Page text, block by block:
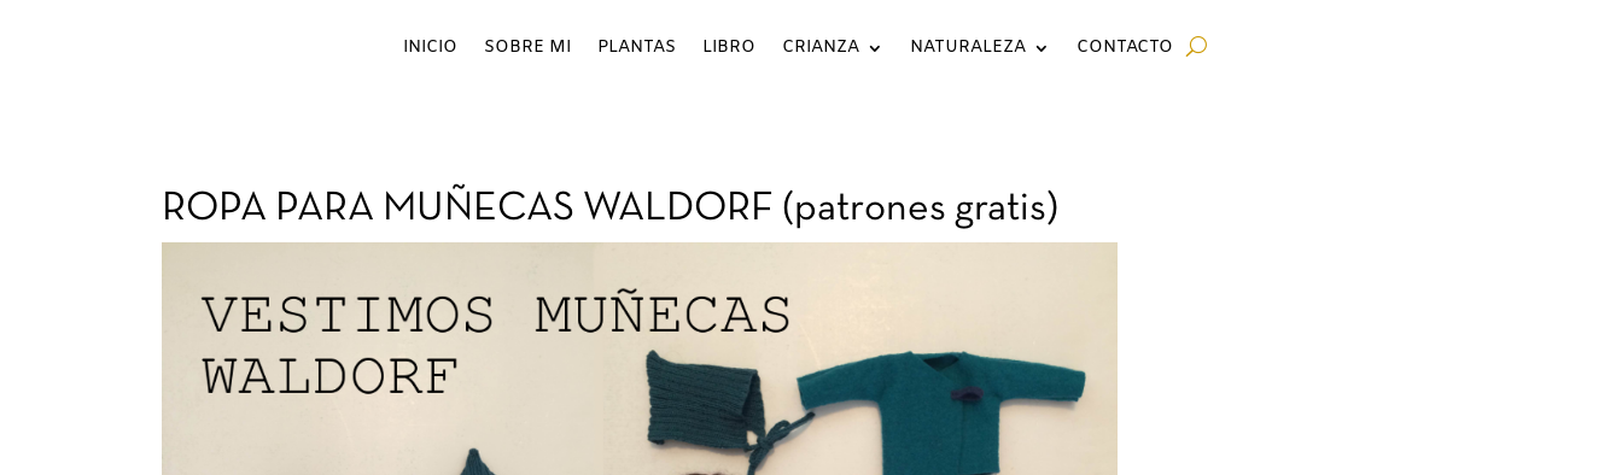
INICIO SOBRE MI PLANTAS LIBRO CRIANZA NATURALEZA CONTACTO
ROPA PARA MUÑECAS WALDORF (patrones gratis)